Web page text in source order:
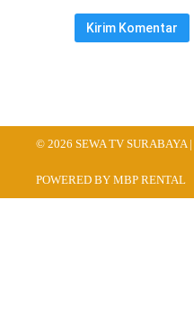
© 2026 SEWA TV SURABAYA |
POWERED BY MBP RENTAL